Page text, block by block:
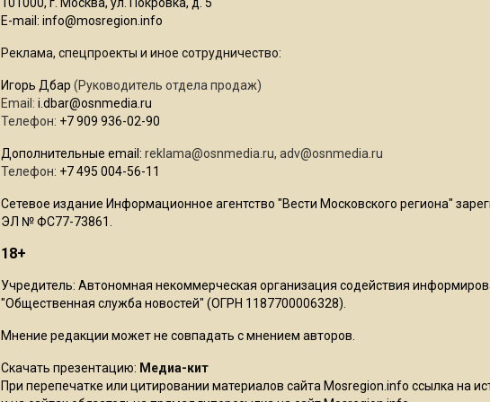
E-mail: info@mosregion.info
Реклама, спецпроекты и иное сотрудничество:
Игорь Дбар (Руководитель отдела продаж)
Email: i.dbar@osnmedia.ru
Телефон: +7 909 936-02-90
Дополнительные email: reklama@osnmedia.ru, adv@osnmedia.ru
Телефон: +7 495 004-56-11
Сетевое издание Информационное агентство "Вести Московского региона"
ЭЛ № ФС77-73861.
18+
Учредитель: Автономная некоммерческая организация содействия
"Общественная служба новостей" (ОГРН 1187700006328).
Мнение редакции может не совпадать с мнением авторов.
Скачать презентацию: Медиа-кит
При перепечатке или цитировании материалов сайта Mosregion.info ссылка на